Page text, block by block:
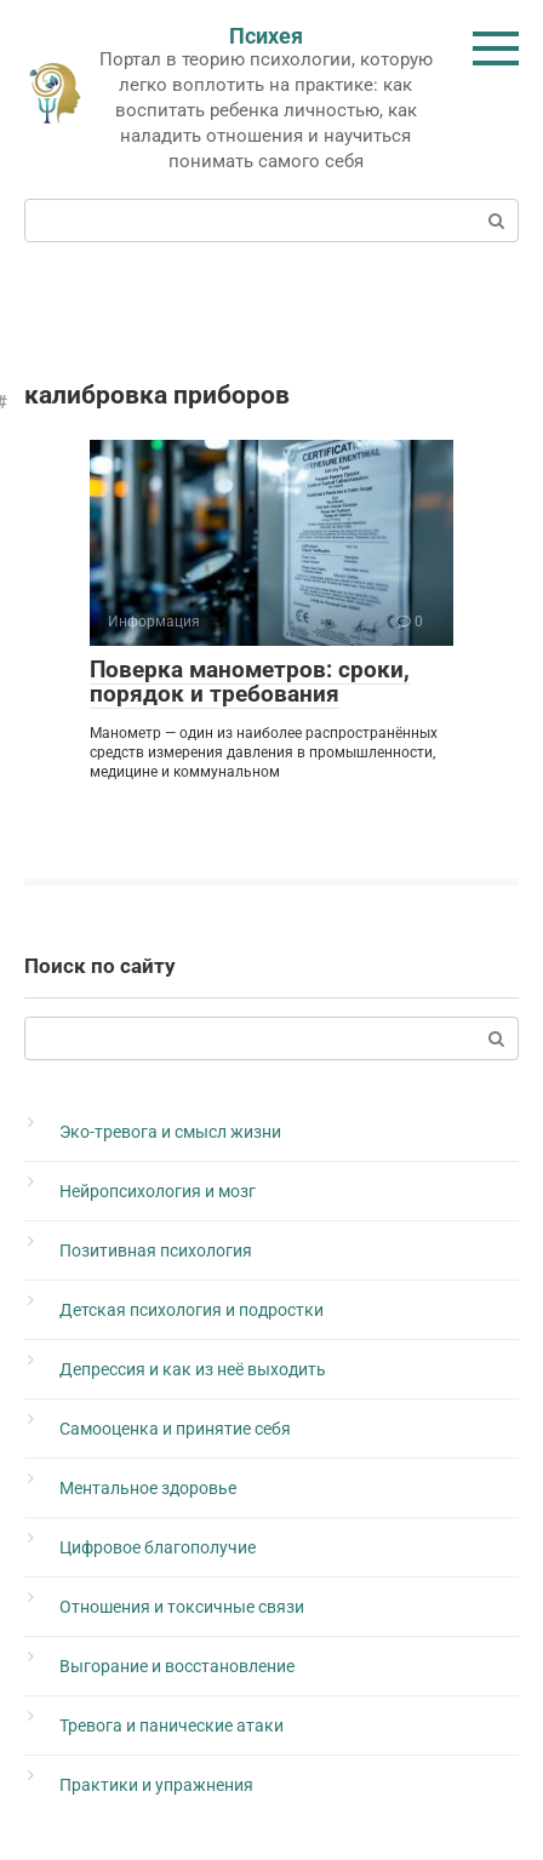
контенту
Психея
Портал в теорию психологии, которую
легко воплотить на практике: как
воспитать ребенка личностью, как
наладить отношения и научиться
понимать самого себя
Поиск:
калибровка приборов
Информация 0
Поверка манометров: сроки,
порядок и требования
Манометр — один из наиболее распространённых
средств измерения давления в промышленности,
медицине и коммунальном
Поиск по сайту
Поиск:
Эко-тревога и смысл жизни
Нейропсихология и мозг
Позитивная психология
Детская психология и подростки
Депрессия и как из неё выходить
Самооценка и принятие себя
Ментальное здоровье
Цифровое благополучие
Отношения и токсичные связи
Выгорание и восстановление
Тревога и панические атаки
Практики и упражнения